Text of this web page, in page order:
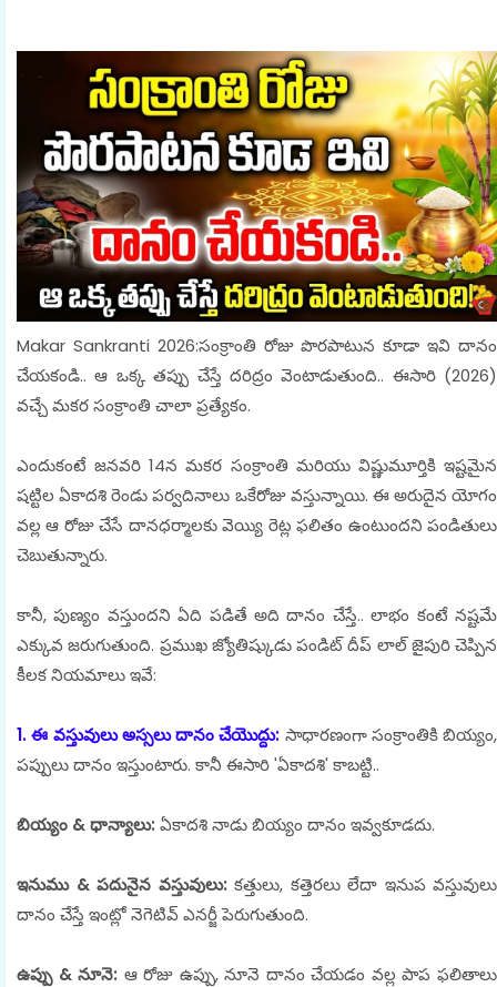
Makar Sankranti 2026:సంక్రాంతి రోజు పొరపాటున కూడా ఇవి దానం
చేయకండి.. ఆ ఒక్క తప్పు చేస్తే దరిద్రం వెంటాడుతుంది.. ఈసారి (2026)
వచ్చే మకర సంక్రాంతి చాలా ప్రత్యేకం.
ఎందుకంటే జనవరి 14న మకర సంక్రాంతి మరియు విష్ణుమూర్తికి ఇష్టమైన
షట్టిల ఏకాదశి రెండు పర్వదినాలు ఒకేరోజు వస్తున్నాయి. ఈ అరుదైన యోగం
వల్ల ఆ రోజు చేసే దానధర్మాలకు వెయ్యి రెట్ల ఫలితం ఉంటుందని పండితులు
చెబుతున్నారు.
కానీ, పుణ్యం వస్తుందని ఏది పడితే అది దానం చేస్తే.. లాభం కంటే నష్టమే
ఎక్కువ జరుగుతుంది. ప్రముఖ జ్యోతిష్కుడు పండిట్ దీప్ లాల్ జైపురి చెప్పిన
కీలక నియమాలు ఇవే:
1. ఈ వస్తువులు అస్సలు దానం చేయొద్దు: సాధారణంగా సంక్రాంతికి బియ్యం,
పప్పులు దానం ఇస్తుంటారు. కానీ ఈసారి 'ఏకాదశి' కాబట్టి..
బియ్యం & ధాన్యాలు: ఏకాదశి నాడు బియ్యం దానం ఇవ్వకూడదు.
ఇనుము & పదునైన వస్తువులు: కత్తులు, కత్తెరలు లేదా ఇనుప వస్తువులు
దానం చేస్తే ఇంట్లో నెగెటివ్ ఎనర్జీ పెరుగుతుంది.
ఉప్పు & నూనె: ఆ రోజు ఉప్పు, నూనె దానం చేయడం వల్ల పాప ఫలితాలు